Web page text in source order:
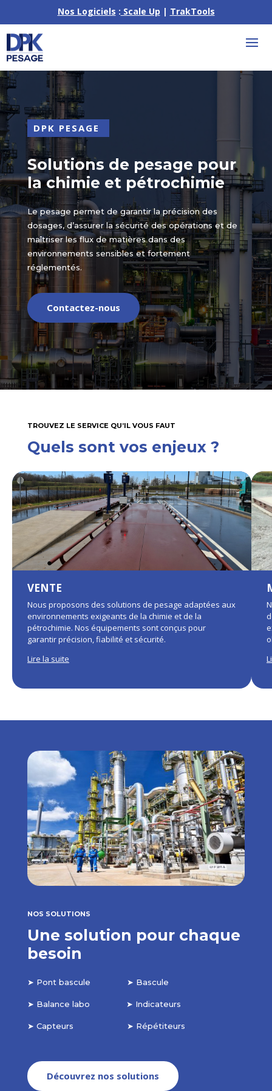
Nos Logiciels : Scale Up | TrakTools
DPK PESAGE
Solutions de pesage pour
la chimie et pétrochimie
Le pesage permet de garantir la précision des
dosages, d’assurer la sécurité des opérations et de
maîtriser les flux de matières dans des
environnements sensibles et fortement
réglementés.
Contactez-nous
TROUVEZ LE SERVICE QU’IL VOUS FAUT
Quels sont vos enjeux ?
VENTE
Nous proposons des solutions de pesage adaptées aux
environnements exigeants de la chimie et de la
pétrochimie. Nos équipements sont conçus pour
garantir précision, fiabilité et sécurité.
Lire la suite
NOS SOLUTIONS
Une solution pour chaque
besoin
➤ Pont bascule ➤ Bascule
➤ Balance labo ➤ Indicateurs
➤ Capteurs ➤ Répétiteurs
Découvrez nos solutions